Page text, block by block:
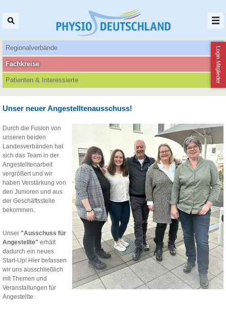
Login Mitglieder
Regionalverbände
Patienten‌ & Interessierte
Fachkreise
Unser neuer Angestelltenausschuss!
Durch die Fusion von
unseren beiden
Landesverbänden hat
sich das Team in der
Angestelltenarbeit
vergrößert und wir
haben Verstärkung von
den Junioren und aus
der Geschäftsstelle
bekommen.
Unser "Ausschuss für
Angestellte" erhält
dadurch ein neues
Start-Up! Hier befassen
wir uns ausschließlich
mit Themen und
Veranstaltungen für
Angestellte.